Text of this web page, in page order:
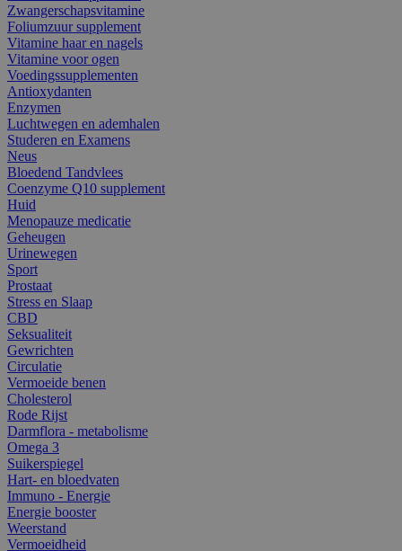
Zwangerschapsvitamine
Foliumzuur supplement
Vitamine haar en nagels
Vitamine voor ogen
Voedingssupplementen
Antioxydanten
Enzymen
Luchtwegen en ademhalen
Studeren en Examens
Neus
Bloedend Tandvlees
Coenzyme Q10 supplement
Huid
Menopauze medicatie
Geheugen
Urinewegen
Sport
Prostaat
Stress en Slaap
CBD
Seksualiteit
Gewrichten
Circulatie
Vermoeide benen
Cholesterol
Rode Rijst
Darmflora - metabolisme
Omega 3
Suikerspiegel
Hart- en bloedvaten
Immuno - Energie
Energie booster
Weerstand
Vermoeidheid